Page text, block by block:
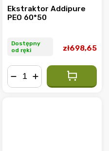
Ekstraktor Addipure
PEO 60*50
Dostępny
od ręki
zł698,65